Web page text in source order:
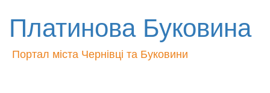
Платинова Буковина
Портал міста Чернівці та Буковини